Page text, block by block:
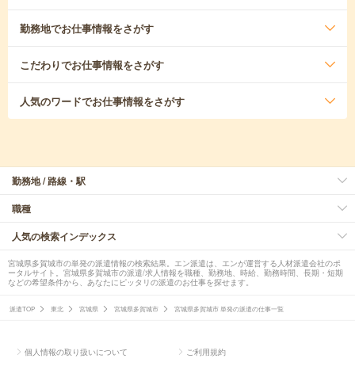
勤務地でお仕事情報をさがす
こだわりでお仕事情報をさがす
人気のワードでお仕事情報をさがす
勤務地 / 路線・駅
職種
人気の検索インデックス
宮城県多賀城市の単発の派遣情報の検索結果。エン派遣は、エンが運営する人材派遣会社のポ
ータルサイト。宮城県多賀城市の派遣/求人情報を職種、勤務地、時給、勤務時間、長期・短期
などの希望条件から、あなたにピッタリの派遣のお仕事を探せます。
派遣TOP 東北 宮城県 宮城県多賀城市 宮城県多賀城市 単発の派遣の仕事一覧
個人情報の取り扱いについて ご利用規約